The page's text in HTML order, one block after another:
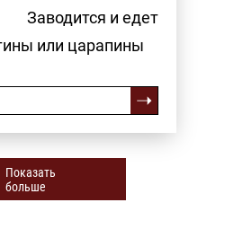
Заводится и едет
или царапины
Показать
больше